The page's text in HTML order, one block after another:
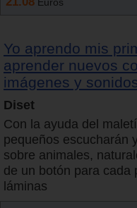
Yo aprendo mis
aprender nuevos
imágenes y
Diset
Con la ayuda del
pequeños escucharán
sobre animales,
de un botón para cada
láminas